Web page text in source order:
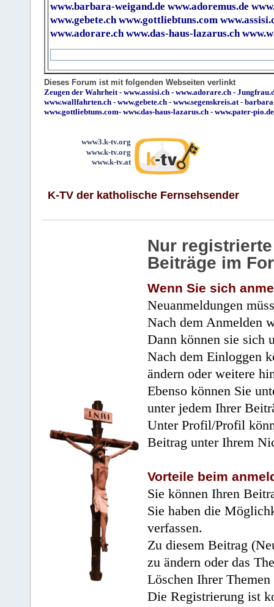
www.barbara-weigand.de www.adoremus.de
www.gebete.ch www.gottliebtuns.com
www.adorare.ch www.das-haus-lazarus.ch
Dieses Forum ist mit folgenden Webseiten verlinkt
Zeugen der Wahrheit- www.assisi.ch - www.adorare.ch -
www.wallfahrten.ch - www.gebete.ch - www.segenskreis.at-
www.gottliebtuns.com- www.das-haus-lazarus.ch - www.pater-pio.de
www3.k-tv.org
www.k-tv.org
www.k-tv.at
K-TV der katholische Fernsehsender
Nur
Beiträge im
Wenn Sie sich
Neuanmeldungen
Nach dem Anmelden
Dann können sie sich
Nach dem Einloggen
ändern oder weitere
Ebenso können Sie
unter jedem Ihrer
Unter Profil/Profil
Beitrag unter Ihrem
Vorteile beim
Sie können Ihren
Sie haben die
verfassen.
Zu diesem Beitrag
zu ändern oder das
Löschen Ihrer
Die Registrierung ist